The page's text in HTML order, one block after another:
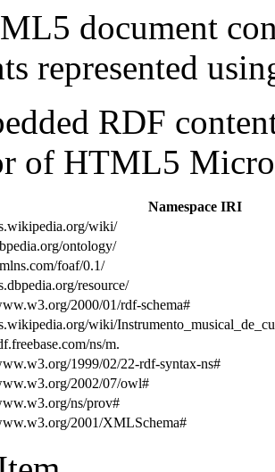
document
represented
RDF
of HTML5
Namespace IRI
wiki/
ontology/
foaf/0.1/
resource/
2000/01/rdf-schema#
wiki/
ns/m.
1999/02/22-rdf-syntax-ns#
2002/07/owl#
ns/prov#
2001/XMLSchema#